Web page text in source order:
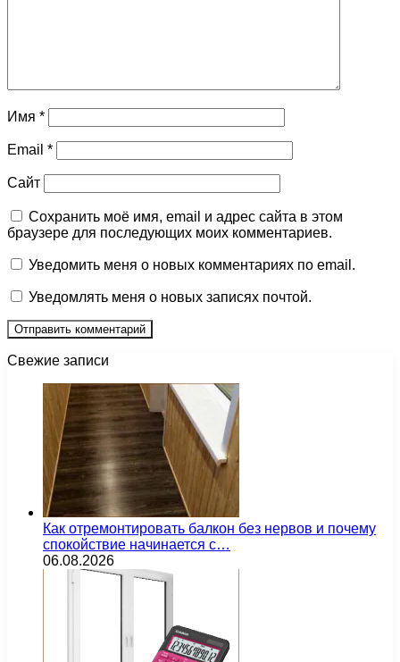
Имя *
Email *
Сайт
Сохранить моё имя, email и адрес сайта в этом
браузере для последующих моих комментариев.
Уведомить меня о новых комментариях по email.
Уведомлять меня о новых записях почтой.
Свежие записи
Как отремонтировать балкон без нервов и почему
спокойствие начинается с…
06.08.2026